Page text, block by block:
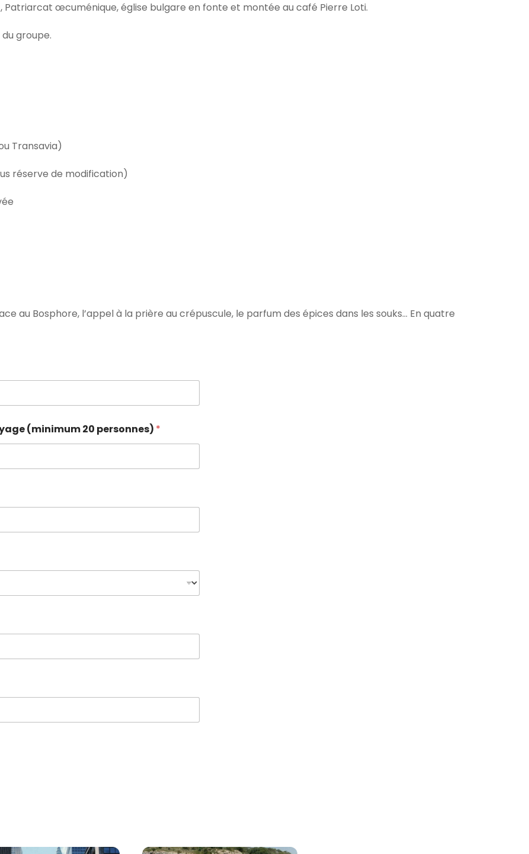
Patriarcat œcuménique, église bulgare en fonte et montée au café Pierre Loti.
groupe.
Transavia)
réserve de modification)
au Bosphore, l’appel à la prière au crépuscule, le parfum des épices dans les souks… En quatre
(minimum 20 personnes) *